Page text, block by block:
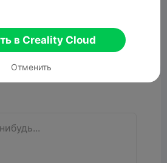
Cosplay Halloween
в Creality Cloud
Отменить